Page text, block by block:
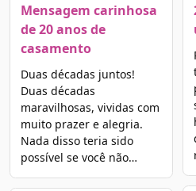
Mensagem carinhosa
de 20 anos de
casamento
Duas décadas juntos!
Duas décadas
maravilhosas, vividas com
muito prazer e alegria.
Nada disso teria sido
possível se você não…